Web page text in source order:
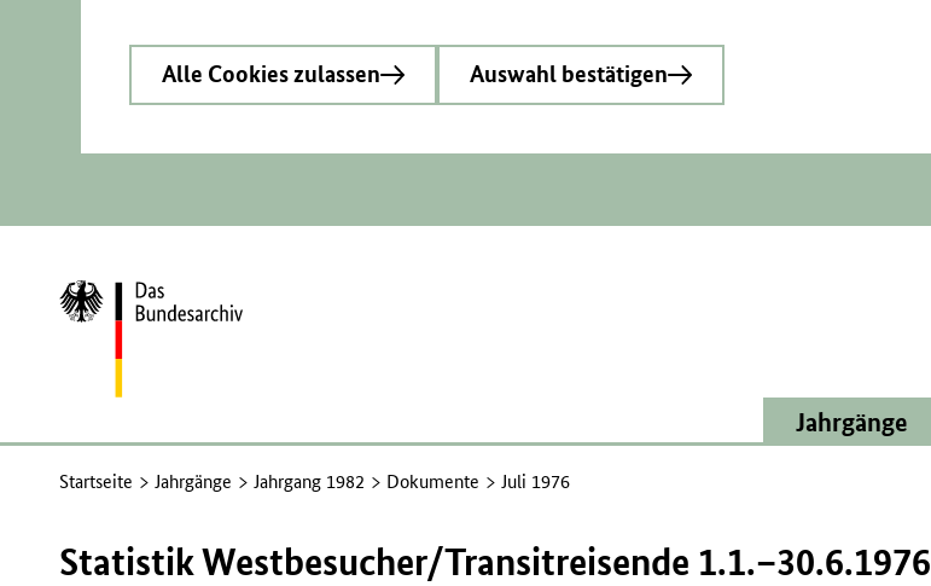
Alle Cookies zulassen Auswahl bestätigen
Zur
Startseite
Jahrgänge
Startseite Jahrgänge Jahrgang 1982 Dokumente Juli 1976
Statistik Westbesucher/Transitreisende 1.1.–30.6.1976